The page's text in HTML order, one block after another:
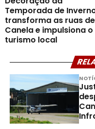
Temporada de
transforma as ruas de
Canela e impulsiona o
turismo local